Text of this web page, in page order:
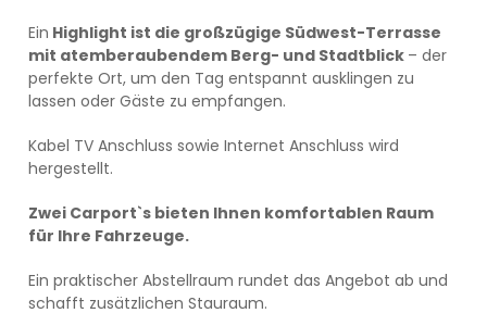
Ein Highlight ist die großzügige Südwest-Terrasse
mit atemberaubendem Berg- und Stadtblick – der
perfekte Ort, um den Tag entspannt ausklingen zu
lassen oder Gäste zu empfangen.
Kabel TV Anschluss sowie Internet Anschluss wird
hergestellt.
Zwei Carport`s bieten Ihnen komfortablen Raum
für Ihre Fahrzeuge.
Ein praktischer Abstellraum rundet das Angebot ab und
schafft zusätzlichen Stauraum.